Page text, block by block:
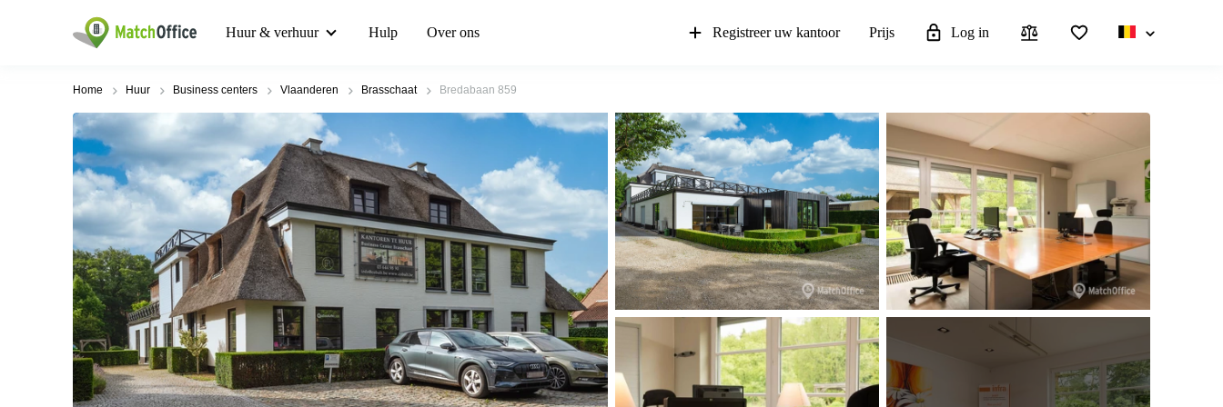
Huur & verhuur Hulp Over ons Registreer uw kantoor Prijs Log in
Home Huur Business centers Vlaanderen Brasschaat Bredabaan 859